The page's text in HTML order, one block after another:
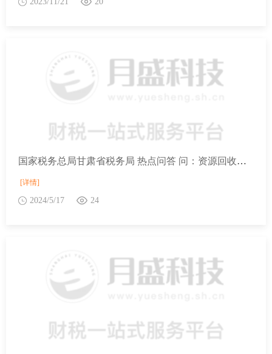
国家税务总局甘肃省税务局 热点问答 问：资源回收企业反向开具的发票对应的销售额，能否享受资源综合利用增值税政策？
[详情]
2024/5/17 24